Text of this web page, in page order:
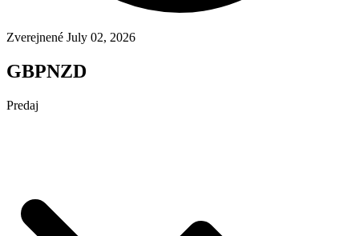
Zverejnené July 02, 2026
GBPNZD
Predaj